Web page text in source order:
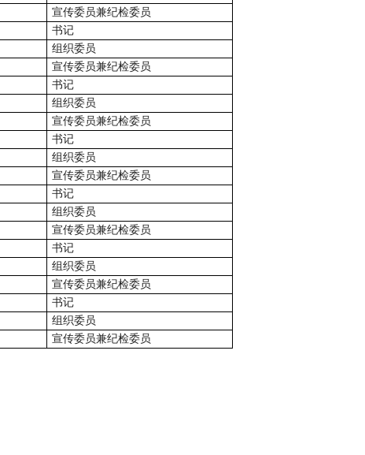
宣传委员兼纪检委员
书记
组织委员
宣传委员兼纪检委员
书记
组织委员
宣传委员兼纪检委员
书记
组织委员
宣传委员兼纪检委员
书记
组织委员
宣传委员兼纪检委员
书记
组织委员
宣传委员兼纪检委员
书记
组织委员
宣传委员兼纪检委员